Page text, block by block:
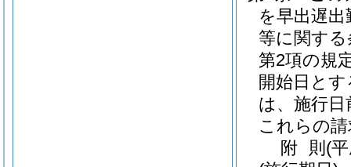
を早出遅
等に関す
第2項の規
開始日と
は、施行
これらの
附 則 (